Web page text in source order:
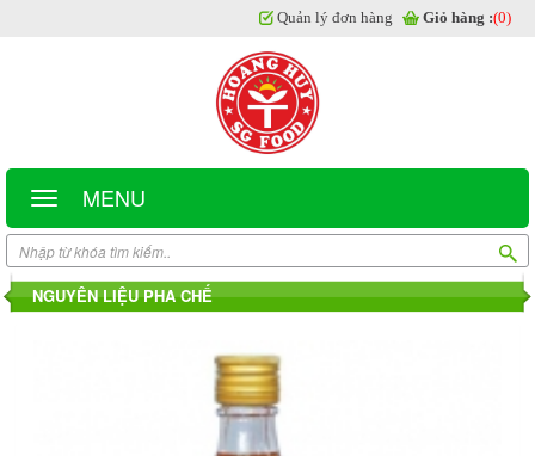
MENU
Quản lý đơn hàng Giỏ hàng :(0)
NGUYÊN LIỆU PHA CHẾ